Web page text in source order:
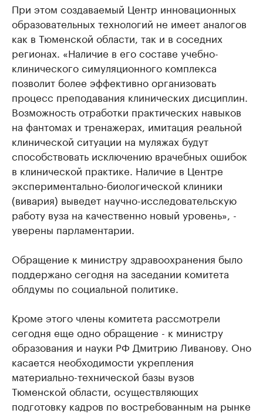
При этом создаваемый Центр инновационных
образовательных технологий не имеет аналогов
как в Тюменской области, так и в соседних
регионах. «Наличие в его составе учебно-
клинического симуляционного комплекса
позволит более эффективно организовать
процесс преподавания клинических дисциплин.
Возможность отработки практических навыков
на фантомах и тренажерах, имитация реальной
клинической ситуации на муляжах будут
способствовать исключению врачебных ошибок
в клинической практике. Наличие в Центре
экспериментально-биологической клиники
(вивария) выведет научно-исследовательскую
работу вуза на качественно новый уровень», -
уверены парламентарии.
Обращение к министру здравоохранения было
поддержано сегодня на заседании комитета
облдумы по социальной политике.
Кроме этого члены комитета рассмотрели
сегодня еще одно обращение - к министру
образования и науки РФ Дмитрию Ливанову. Оно
касается необходимости укрепления
материально-технической базы вузов
Тюменской области, осуществляющих
подготовку кадров по востребованным на рынке